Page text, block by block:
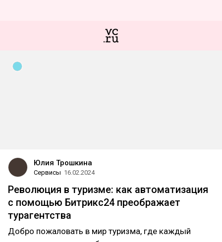
Юлия Трошкина
Сервисы 16.02.2024
Революция в туризме: как автоматизация
с помощью Битрикс24 преображает
турагентства
Добро пожаловать в мир туризма, где каждый